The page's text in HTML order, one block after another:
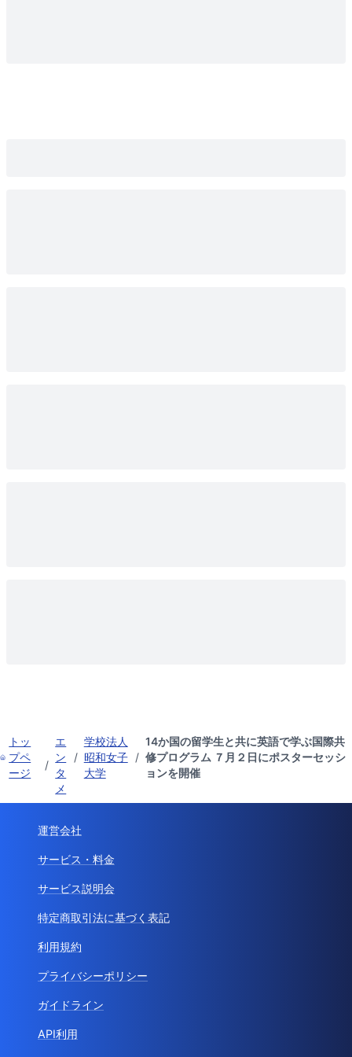
トッ
プペ
ージ
/
エ
ン
タ
メ
/
学校法人
昭和女子
大学
/
14か国の留学生と共に英語で学ぶ国際共
修プログラム ７月２日にポスターセッシ
ョンを開催
運営会社
サービス・料金
サービス説明会
特定商取引法に基づく表記
利用規約
プライバシーポリシー
ガイドライン
API利用